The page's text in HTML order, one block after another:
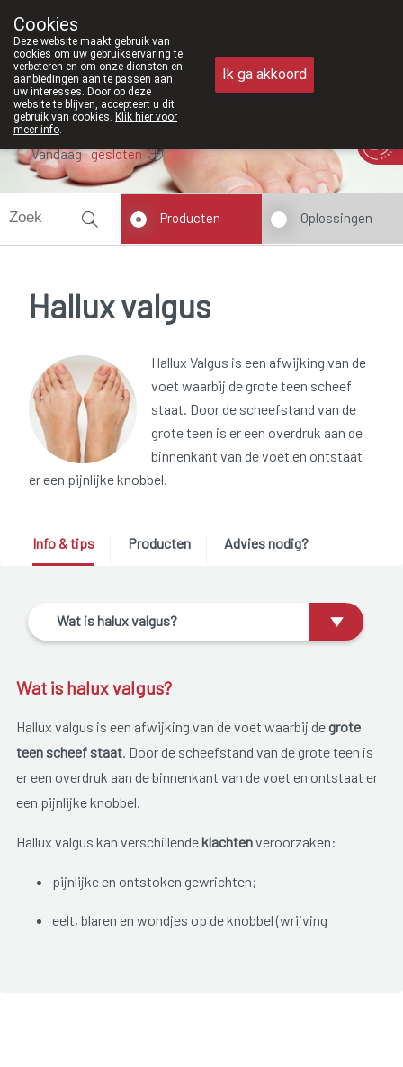
011/610300
Vandaag gesloten
Producten Oplossingen
Hallux valgus
Hallux Valgus is een afwijking van de
voet waarbij de grote teen scheef
staat. Door de scheefstand van de
grote teen is er een overdruk aan de
binnenkant van de voet en ontstaat
er een pijnlijke knobbel.
Info & tips Producten Advies nodig?
Wat is halux valgus?
Wat is halux valgus?
Hallux valgus is een afwijking van de voet waarbij degrote
teen scheef staat. Door de scheefstand van de grote teen is
er een overdruk aan de binnenkant van de voet en ontstaat er
een pijnlijke knobbel.
Hallux valgus kan verschillendeklachtenveroorzaken:
pijnlijke en ontstoken gewrichten;
eelt, blaren en wondjes op de knobbel (wrijving
Cookies
Deze website maakt gebruik van
cookies om uw gebruikservaring te
verbeteren en om onze diensten en
aanbiedingen aan te passen aan
uw interesses. Door op deze
website te blijven, accepteert u dit
gebruik van cookies. Klik hier voor
meer info.
Ik ga akkoord